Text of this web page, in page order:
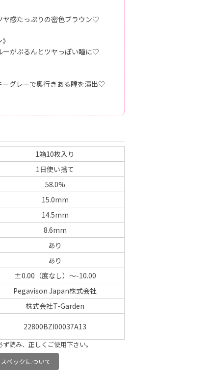
ヤ感たっぷりの密色ブラウン♡
ーがぷるんとツヤっぽい瞳に♡
ーグレーで奥行きある瞳を演出♡
1箱10枚入り
1日使い捨て
58.0%
15.0mm
14.5mm
8.6mm
あり
あり
±0.00（度なし）～-10.00
Pegavison Japan株式会社
株式会社T-Garden
22800BZI00037A13
読み、正しくご使用下さい。
スペックについて